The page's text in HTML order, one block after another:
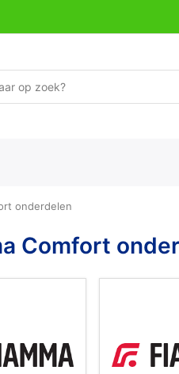
onderdelen
Comfort